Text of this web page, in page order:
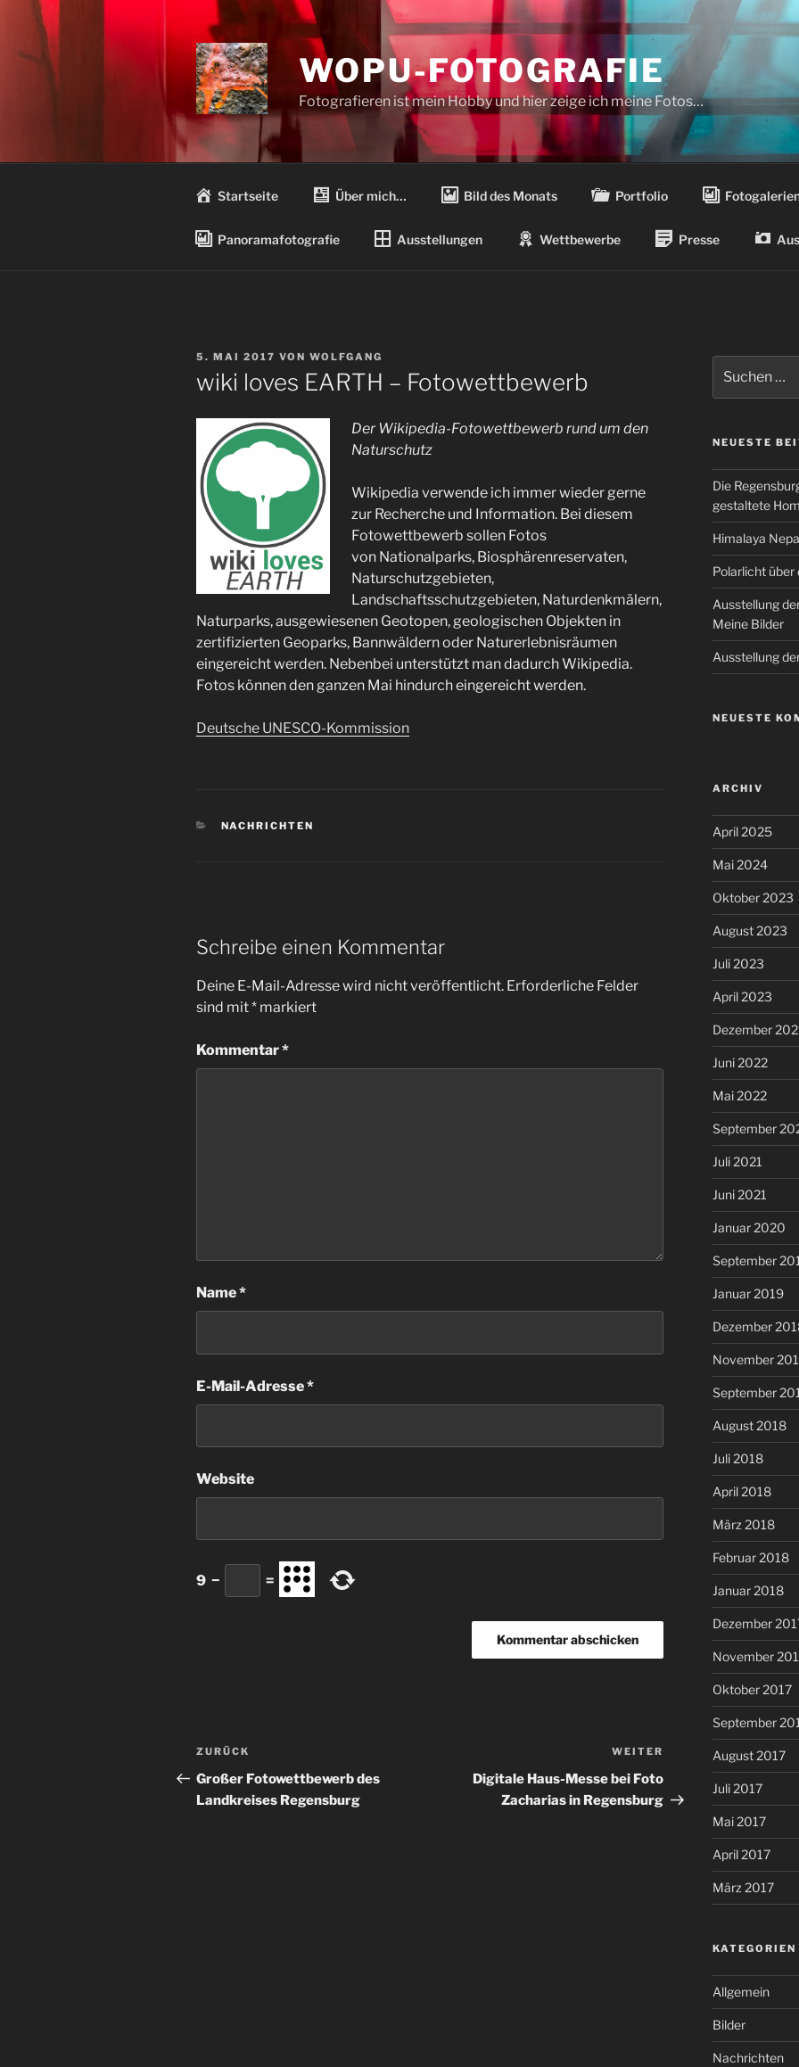
springen
WOPU-FOTOGRAFIE
Fotografieren ist mein Hobby und hier zeige ich meine Fotos…
Startseite Über mich… Bild des Monats Portfolio
Panoramafotografie Ausstellungen Wettbewerbe Presse
VERÖFFENTLICHT
5. MAI 2017 VON WOLFGANG
wiki loves EARTH – Fotowettbewerb
Der Wikipedia-Fotowettbewerb rund um den
Naturschutz
Wikipedia verwende ich immer wieder gerne
zur Recherche und Information. Bei diesem
Fotowettbewerb sollen Fotos
von Nationalparks, Biosphärenreservaten,
Naturschutzgebieten,
Landschaftsschutzgebieten, Naturdenkmälern,
Naturparks, ausgewiesenen Geotopen, geologischen Objekten in
zertifizierten Geoparks, Bannwäldern oder Naturerlebnisräumen
eingereicht werden. Nebenbei unterstützt man dadurch Wikipedia.
Fotos können den ganzen Mai hindurch eingereicht werden.
Deutsche UNESCO-Kommission
KATEGORIEN
NACHRICHTEN
Schreibe einen Kommentar
Deine E-Mail-Adresse wird nicht veröffentlicht. Erforderliche Felder
sind mit* markiert
Kommentar*
Name*
E-Mail-Adresse*
Website
9 − =
Beitragsnavigation
Vorheriger
Beitrag
ZURÜCK
Großer Fotowettbewerb des
Landkreises Regensburg
Nächster
Beitrag
WEITER
Digitale Haus-Messe bei Foto
Zacharias in Regensburg
nach:
NEUESTE
Die
gestaltete
Himalaya
Polarlicht über
Ausstellung
Meine Bilder
Ausstellung
NEUESTE
ARCHIV
April 2025
Mai 2024
Oktober 2023
August 2023
Juli 2023
April 2023
Dezember
Juni 2022
Mai 2022
September
Juli 2021
Juni 2021
Januar 2020
September
Januar 2019
Dezember
November
September
August 2018
Juli 2018
April 2018
März 2018
Februar 2018
Januar 2018
Dezember
November
Oktober 2017
September
August 2017
Juli 2017
Mai 2017
April 2017
März 2017
KATEGORIEN
Allgemein
Bilder
Nachrichten